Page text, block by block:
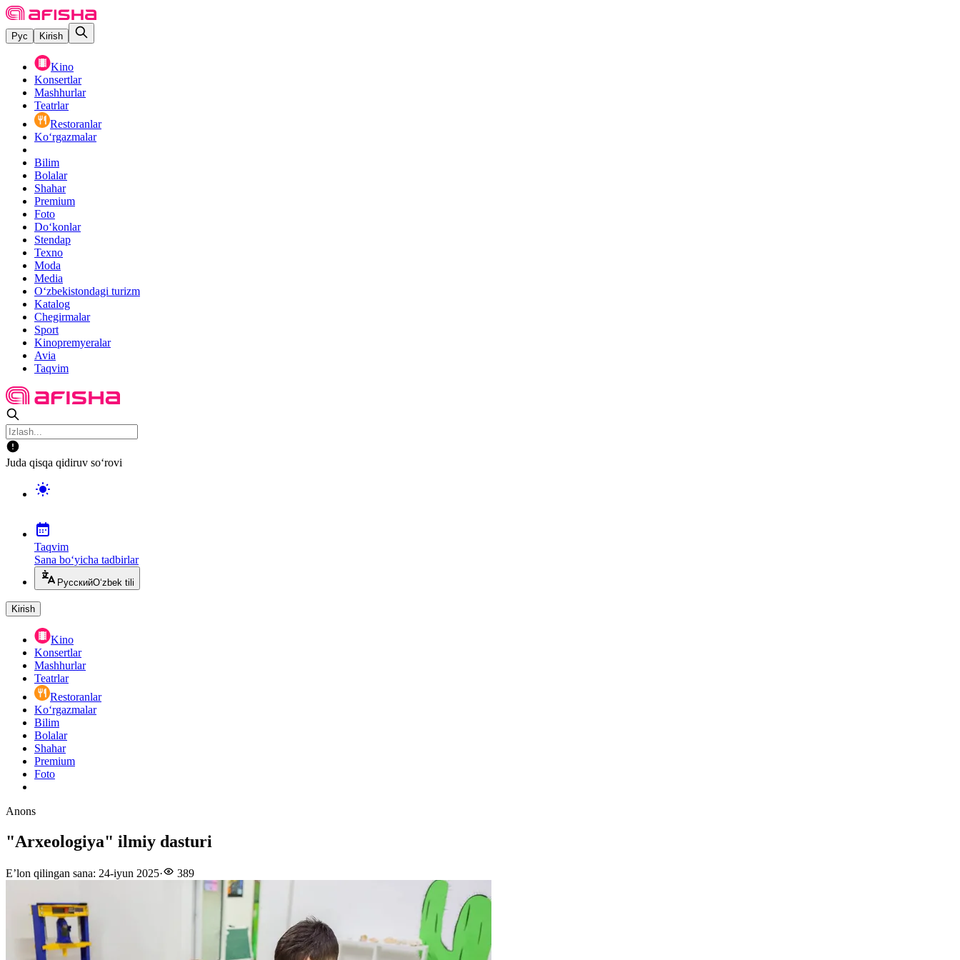
Рус Kirish
Kino
Konsertlar
Mashhurlar
Teatrlar
Restoranlar
Ko‘rgazmalar
Bilim
Bolalar
Shahar
Premium
Foto
Do‘konlar
Stendap
Texno
Moda
Media
O‘zbekistondagi turizm
Katalog
Chegirmalar
Sport
Kinopremyeralar
Avia
Taqvim
Juda qisqa qidiruv so‘rovi
Taqvim
Sana bo‘yicha tadbirlar
РусскийO‘zbek tili
Kirish
Kino
Konsertlar
Mashhurlar
Teatrlar
Restoranlar
Ko‘rgazmalar
Bilim
Bolalar
Shahar
Premium
Foto
Anons
"Arxeologiya" ilmiy dasturi
E’lon qilingan sana: 24-iyun 2025· 389